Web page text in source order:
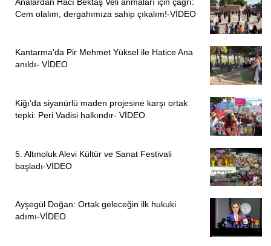
Cem olalım, dergahımıza sahip çıkalım!-VİDEO
Kantarma’da Pir Mehmet Yüksel ile Hatice Ana
anıldı- VİDEO
Kiğı’da siyanürlü maden projesine karşı ortak
tepki: Peri Vadisi halkındır- VİDEO
5. Altınoluk Alevi Kültür ve Sanat Festivali
başladı-VİDEO
Ayşegül Doğan: Ortak geleceğin ilk hukuki
adımı-VİDEO